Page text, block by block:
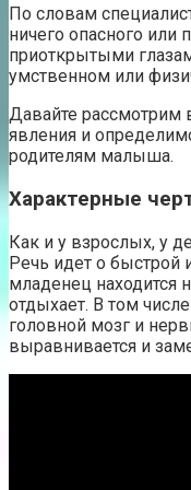
По словам
ничего опасного или
приоткрытыми
умственном или
Давайте
явления и
родителям малыша.
Характерные
Как и у взрослых, у
Речь идет о быстрой
младенец находится
отдыхает. В том
головной мозг и
выравнивается и